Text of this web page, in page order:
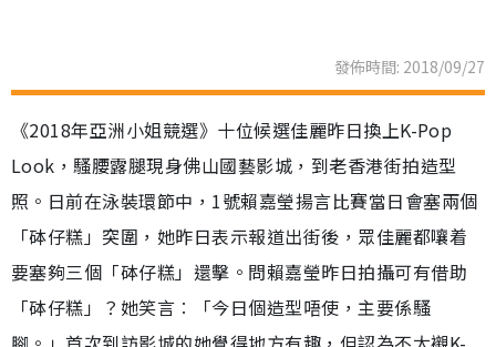
發佈時間: 2018/09/27
《2018年亞洲小姐競選》十位候選佳麗昨日換上K-Pop
Look，騷腰露腿現身佛山國藝影城，到老香港街拍造型
照。日前在泳裝環節中，1號賴嘉瑩揚言比賽當日會塞兩個
「砵仔糕」突圍，她昨日表示報道出街後，眾佳麗都嚷着
要塞夠三個「砵仔糕」還擊。問賴嘉瑩昨日拍攝可有借助
「砵仔糕」？她笑言︰「今日個造型唔使，主要係騷